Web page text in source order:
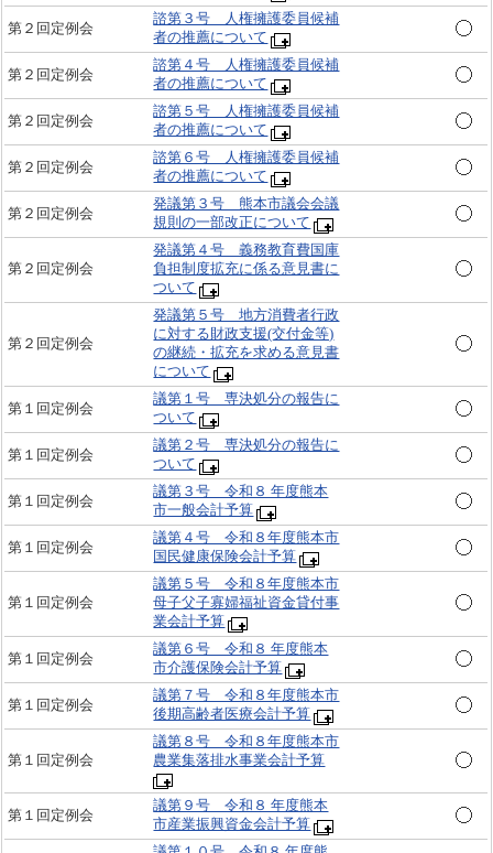
第２回定例会
諮第３号 人権擁護委員候補
者の推薦について
第２回定例会
諮第４号 人権擁護委員候補
者の推薦について
第２回定例会
諮第５号 人権擁護委員候補
者の推薦について
第２回定例会
諮第６号 人権擁護委員候補
者の推薦について
第２回定例会
発議第３号 熊本市議会会議
規則の一部改正について
第２回定例会
発議第４号 義務教育費国庫
負担制度拡充に係る意見書に
ついて
第２回定例会
発議第５号 地方消費者行政
に対する財政支援(交付金等)
の継続・拡充を求める意見書
について
第１回定例会
議第１号 専決処分の報告に
ついて
第１回定例会
議第２号 専決処分の報告に
ついて
第１回定例会
議第３号 令和８ 年度熊本
市一般会計予算
第１回定例会
議第４号 令和８年度熊本市
国民健康保険会計予算
第１回定例会
議第５号 令和８年度熊本市
母子父子寡婦福祉資金貸付事
業会計予算
第１回定例会
議第６号 令和８ 年度熊本
市介護保険会計予算
第１回定例会
議第７号 令和８年度熊本市
後期高齢者医療会計予算
第１回定例会
議第８号 令和８年度熊本市
農業集落排水事業会計予算
第１回定例会
議第９号 令和８ 年度熊本
市産業振興資金会計予算